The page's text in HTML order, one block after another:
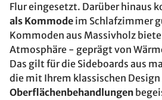
Flur eingesetzt. Darüber hinaus
als Kommode im Schlafzimmer
Kommoden aus Massivholz
Atmosphäre - geprägt von
Das gilt für die Sideboards aus
die mit Ihrem klassischen Design
Oberflächenbehandlungen